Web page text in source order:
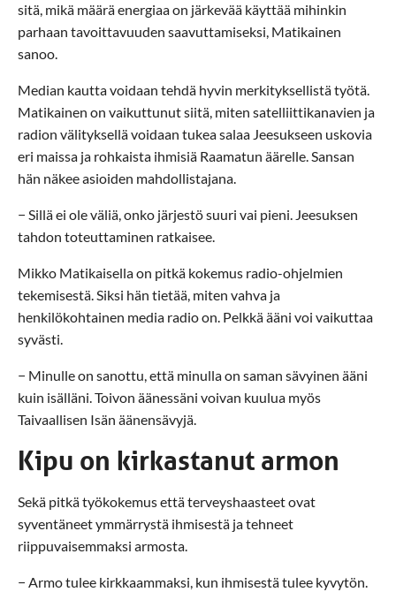
sitä, mikä määrä energiaa on järkevää käyttää mihinkin
parhaan tavoittavuuden saavuttamiseksi, Matikainen
sanoo.
Median kautta voidaan tehdä hyvin merkityksellistä työtä.
Matikainen on vaikuttunut siitä, miten satelliittikanavien ja
radion välityksellä voidaan tukea salaa Jeesukseen uskovia
eri maissa ja rohkaista ihmisiä Raamatun äärelle. Sansan
hän näkee asioiden mahdollistajana.
− Sillä ei ole väliä, onko järjestö suuri vai pieni. Jeesuksen
tahdon toteuttaminen ratkaisee.
Mikko Matikaisella on pitkä kokemus radio-ohjelmien
tekemisestä. Siksi hän tietää, miten vahva ja
henkilökohtainen media radio on. Pelkkä ääni voi vaikuttaa
syvästi.
− Minulle on sanottu, että minulla on saman sävyinen ääni
kuin isälläni. Toivon äänessäni voivan kuulua myös
Taivaallisen Isän äänensävyjä.
Kipu on kirkastanut armon
Sekä pitkä työkokemus että terveyshaasteet ovat
syventäneet ymmärrystä ihmisestä ja tehneet
riippuvaisemmaksi armosta.
− Armo tulee kirkkaammaksi, kun ihmisestä tulee kyvytön.